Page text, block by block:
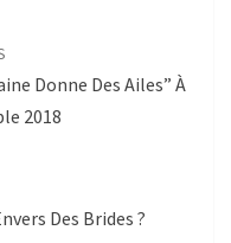
Donne Des Ailes” À
2018
Des Brides ?